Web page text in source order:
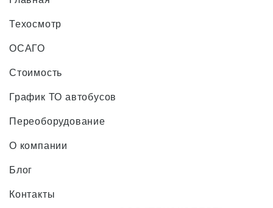
Техосмотр
ОСАГО
Стоимость
График ТО автобусов
Переоборудование
О компании
Блог
Контакты